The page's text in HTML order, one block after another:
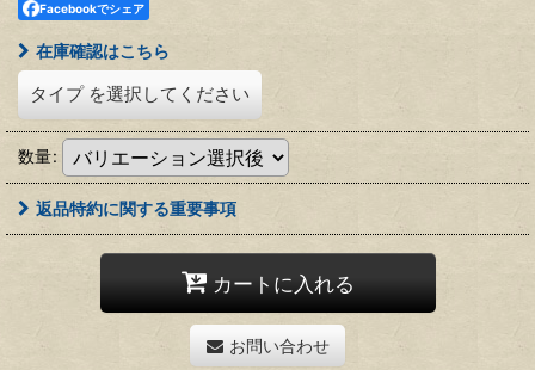
Facebookでシェア
在庫確認はこちら
タイプ を選択してください
数量:
返品特約に関する重要事項
カートに入れる
お問い合わせ